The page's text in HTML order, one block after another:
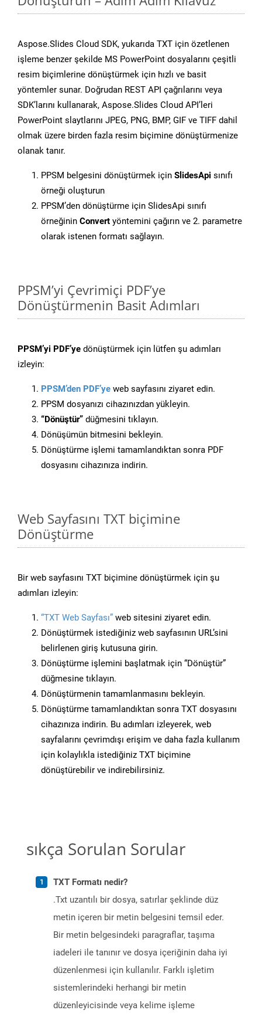
Aspose.Slides Cloud SDK, yukarıda TXT için özetlenen
işleme benzer şekilde MS PowerPoint dosyalarını çeşitli
resim biçimlerine dönüştürmek için hızlı ve basit
yöntemler sunar. Doğrudan REST API çağrılarını veya
SDK’larını kullanarak, Aspose.Slides Cloud API’leri
PowerPoint slaytlarını JPEG, PNG, BMP, GIF ve TIFF dahil
olmak üzere birden fazla resim biçimine dönüştürmenize
olanak tanır.
PPSM belgesini dönüştürmek için SlidesApi sınıfı
örneği oluşturun
PPSM’den dönüştürme için SlidesApi sınıfı
örneğinin Convert yöntemini çağırın ve 2. parametre
olarak istenen formatı sağlayın.
PPSM’yi Çevrimiçi PDF’ye
Dönüştürmenin Basit Adımları
PPSM’yi PDF’ye dönüştürmek için lütfen şu adımları
izleyin:
PPSM’den PDF’ye web sayfasını ziyaret edin.
PPSM dosyanızı cihazınızdan yükleyin.
“Dönüştür” düğmesini tıklayın.
Dönüşümün bitmesini bekleyin.
Dönüştürme işlemi tamamlandıktan sonra PDF
dosyasını cihazınıza indirin.
Web Sayfasını TXT biçimine
Dönüştürme
Bir web sayfasını TXT biçimine dönüştürmek için şu
adımları izleyin:
“TXT Web Sayfası” web sitesini ziyaret edin.
Dönüştürmek istediğiniz web sayfasının URL’sini
belirlenen giriş kutusuna girin.
Dönüştürme işlemini başlatmak için “Dönüştür”
düğmesine tıklayın.
Dönüştürmenin tamamlanmasını bekleyin.
Dönüştürme tamamlandıktan sonra TXT dosyasını
cihazınıza indirin. Bu adımları izleyerek, web
sayfalarını çevrimdışı erişim ve daha fazla kullanım
için kolaylıkla istediğiniz TXT biçimine
dönüştürebilir ve indirebilirsiniz.
sıkça Sorulan Sorular
TXT Formatı nedir?
.Txt uzantılı bir dosya, satırlar şeklinde düz
metin içeren bir metin belgesini temsil eder.
Bir metin belgesindeki paragraflar, taşıma
iadeleri ile tanınır ve dosya içeriğinin daha iyi
düzenlenmesi için kullanılır. Farklı işletim
sistemlerindeki herhangi bir metin
düzenleyicisinde veya kelime işleme